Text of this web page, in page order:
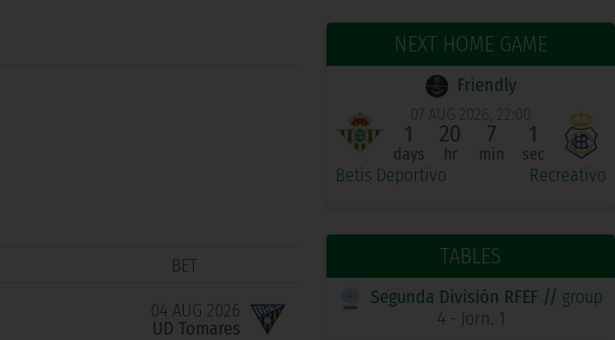
NEXT HOME GAME
Friendly
Betis Deportivo
07 AUG 2026, 22:00
1
days
20
hr
7
min
0
sec
Recreativo
TABLES
Segunda División RFEF // group
4 - Jorn. 1
BET
04 AUG 2026
UD Tomares